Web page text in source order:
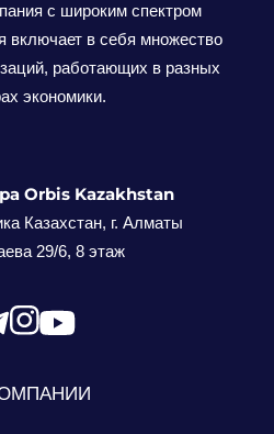
с широким спектром
включает в себя множество
работающих в разных
экономики.
Orbis Kazakhstan
Казахстан, г. Алматы
29/6, 8 этаж